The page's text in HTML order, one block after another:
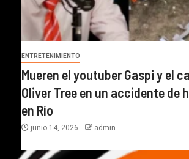
ENTRETENIMIENTO
Mueren el youtuber Gaspi y el
Oliver Tree en un accidente de
en Río
junio 14, 2026 admin